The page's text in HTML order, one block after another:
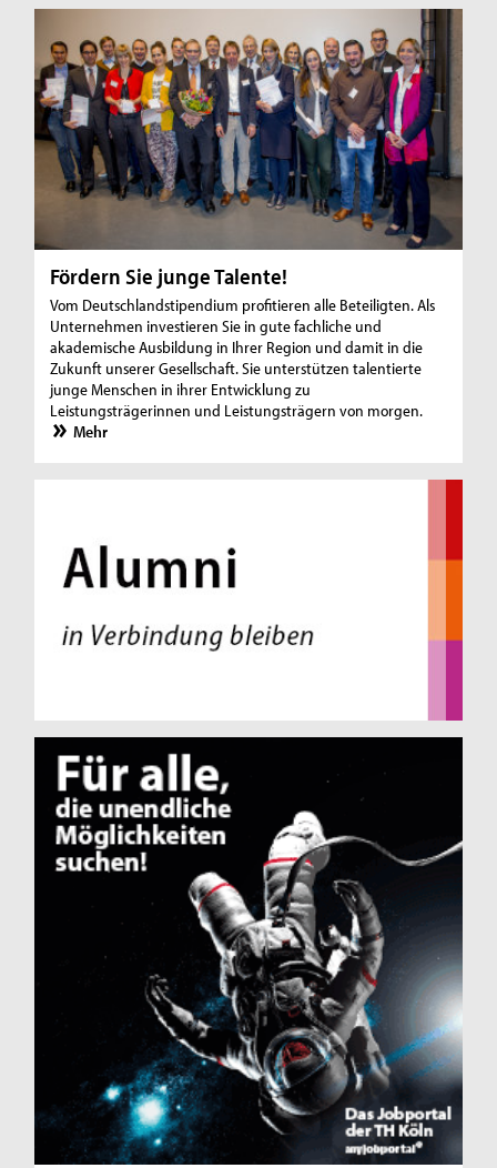
Fördern Sie junge Talente!
Vom Deutschlandstipendium profitieren alle Beteiligten. Als
Unternehmen investieren Sie in gute fachliche und
akademische Ausbildung in Ihrer Region und damit in die
Zukunft unserer Gesellschaft. Sie unterstützen talentierte
junge Menschen in ihrer Entwicklung zu
Leistungsträgerinnen und Leistungsträgern von morgen.
Mehr